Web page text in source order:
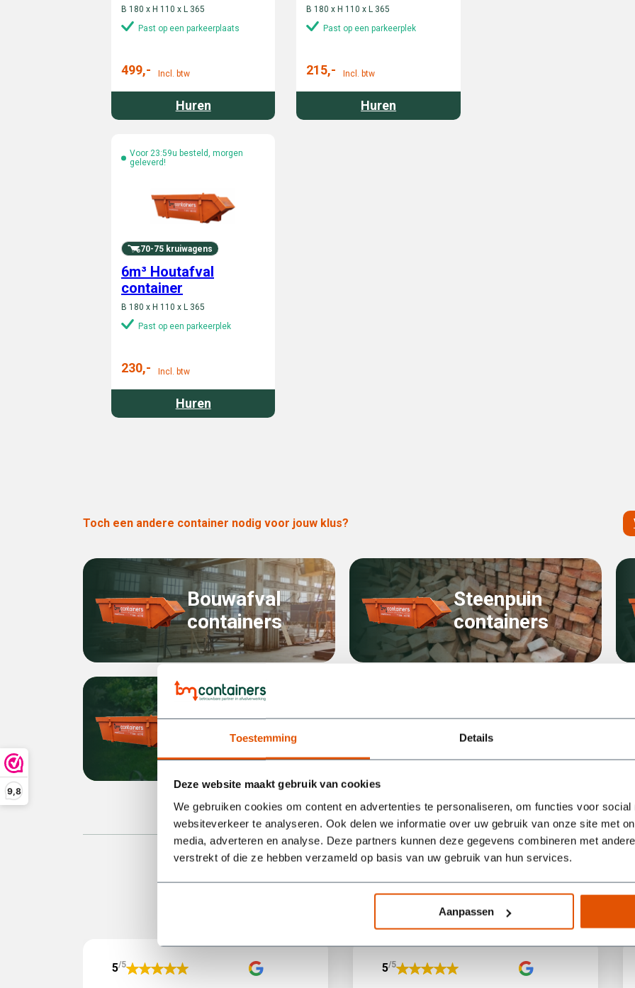
Toestemming Details
Deze website maakt gebruik van cookies
We gebruiken cookies om content en advertenties te personaliseren, om functies voor social
websiteverkeer te analyseren. Ook delen we informatie over uw gebruik van onze site met
media, adverteren en analyse. Deze partners kunnen deze gegevens combineren met
verstrekt of die ze hebben verzameld op basis van uw gebruik van hun services.
Aanpassen
9,8
B 180 x H 110 x L 365
Past op een parkeerplaats
499,- Incl. btw
Huren
B 180 x H 110 x L 365
Past op een parkeerplek
215,- Incl. btw
Huren
Voor 23:59u besteld, morgen
geleverd!
70-75 kruiwagens
6m³ Houtafval
container
B 180 x H 110 x L 365
Past op een parkeerplek
230,- Incl. btw
Huren
Toch een andere container nodig voor jouw klus?
Bouwafval
containers
Steenpuin
containers
Tuin- en
groen
containers
Grond
containers
Wat onze klanten zeggen
5/5 5/5